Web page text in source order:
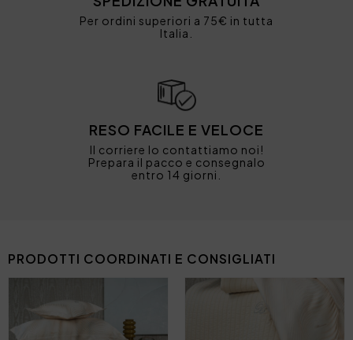
Per ordini superiori a 75€ in tutta
Italia.
RESO FACILE E VELOCE
Il corriere lo contattiamo noi!
Prepara il pacco e consegnalo
entro 14 giorni.
PRODOTTI COORDINATI E CONSIGLIATI